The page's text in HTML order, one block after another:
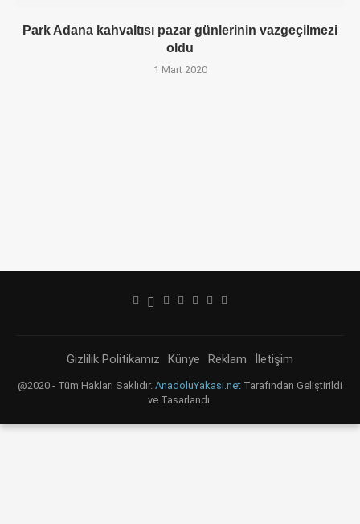
Park Adana kahvaltısı pazar günlerinin vazgeçilmezi
oldu
1 Mart 2020
Gizlilik Politikamız Künye Reklam İletişim
@2020 - Tüm Hakları Saklıdır. AnadoluYakasi.net Tarafından Geliştirildi
ve Tasarlandı.